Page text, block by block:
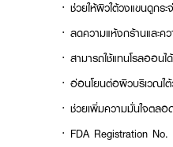
· ช่วยให้ผิวใต้วงแขนดูกระ
· ลดความแห้งกร้านและ
· สามารถใช้แทนโรลออนไ
· อ่อนโยนต่อผิวบริเวณใ
· ช่วยเพิ่มความมั่นใจตลอ
· FDA Registration